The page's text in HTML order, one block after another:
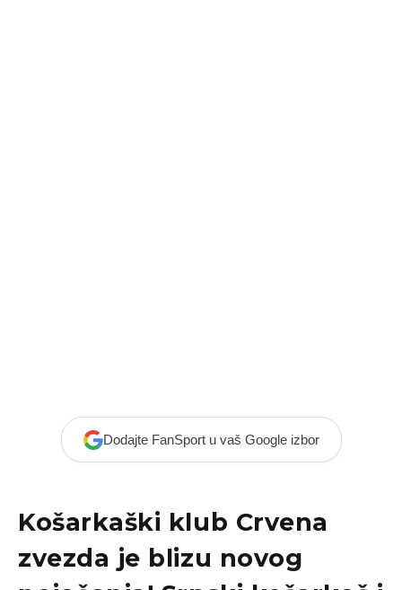
Dodajte FanSport u vaš Google izbor
Košarkaški klub Crvena
zvezda je blizu novog